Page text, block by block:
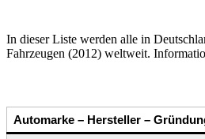
In dieser Liste werden alle in
Fahrzeugen (2012) weltweit.
Automarke – Hersteller –